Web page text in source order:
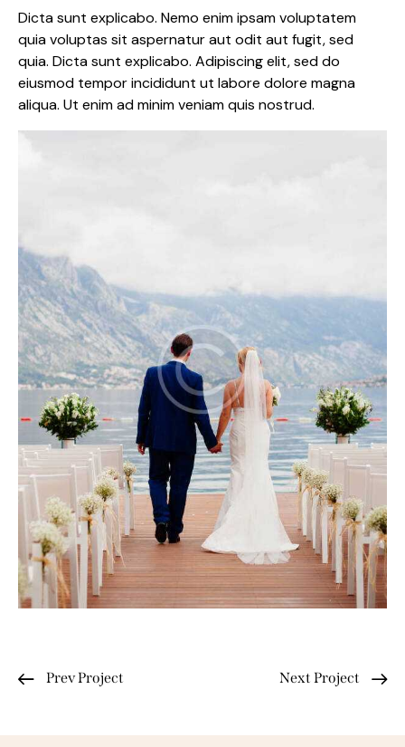
Dicta sunt explicabo. Nemo enim ipsam voluptatem
quia voluptas sit aspernatur aut odit aut fugit, sed
quia. Dicta sunt explicabo. Adipiscing elit, sed do
eiusmod tempor incididunt ut labore dolore magna
aliqua. Ut enim ad minim veniam quis nostrud.
Prev Project Next Project